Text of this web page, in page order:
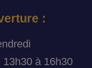
:
à 16h30